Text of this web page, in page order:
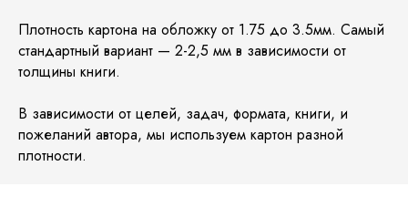
Плотность картона на обложку от 1.75 до 3.5мм. Самый
стандартный вариант — 2-2,5 мм в зависимости от
толщины книги.
В зависимости от целей, задач, формата, книги, и
пожеланий автора, мы используем картон разной
плотности.